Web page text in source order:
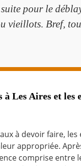
pour le
vieillots. Bref,
Les Aires et les
à devoir faire, les
appropriée.
comprise entre